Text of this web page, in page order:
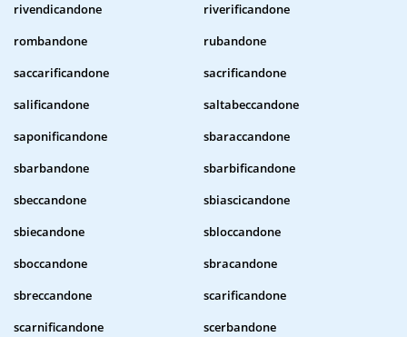
rivendicandone
riverificandone
rombandone
rubandone
saccarificandone
sacrificandone
salificandone
saltabeccandone
saponificandone
sbaraccandone
sbarbandone
sbarbificandone
sbeccandone
sbiascicandone
sbiecandone
sbloccandone
sboccandone
sbracandone
sbreccandone
scarificandone
scarnificandone
scerbandone